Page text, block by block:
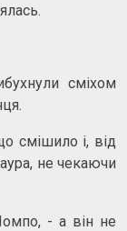
сміхом
і, від
не чекаючи
- а він не